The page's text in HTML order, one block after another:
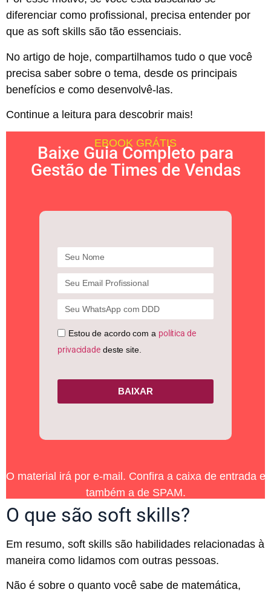
diferenciar como profissional, precisa entender por
que as soft skills são tão essenciais.
No artigo de hoje, compartilhamos tudo o que você
precisa saber sobre o tema, desde os principais
benefícios e como desenvolvê-las.
Continue a leitura para descobrir mais!
EBOOK GRÁTIS
Baixe Guia Completo para
Gestão de Times de Vendas
Estou de acordo com a política de
privacidadedeste site.
BAIXAR
O material irá por e-mail. Confira a caixa de entrada e
também a de SPAM.
O que são soft skills?
Em resumo, soft skills são habilidades relacionadas à
maneira como lidamos com outras pessoas.
Não é sobre o quanto você sabe de matemática,